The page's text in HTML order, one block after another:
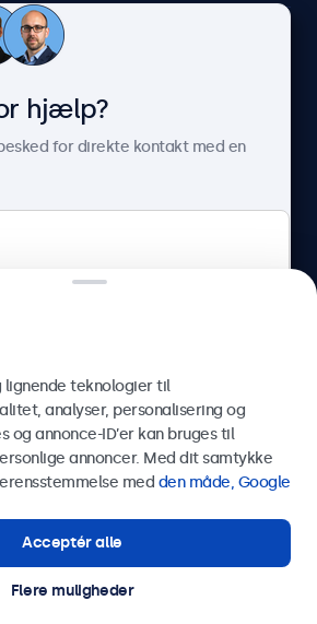
Kundeservice
unit A, 2620 Albertslund, Danmark
© 2026 Beetronics
hjælp?
for direkte kontakt med en
Send
til os på
lignende teknologier til
analyser, personalisering og
og annonce-ID’er kan bruges til
annoncer. Med dit samtykke
med den måde, Google
Acceptér alle
Flere muligheder